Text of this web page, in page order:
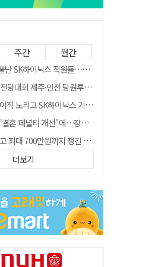
주간 월간
이닉스 직원들…3500명 모여 '새 노조' 만든다
주·인천 당원투표서 승리…누적 득표는 '초박빙'
리고 SK하이닉스 기밀 빼돌려…결국 실형
개선"에…장동혁 "그 페널티 만든 게 이 정권"
까지 챙긴 포항 A대학 '유령 선수' 등 19명 무더기 송치
목사…"현재 자유대한민국 여러 면에서 어려움"
커피앤솝 사업단…자개소품 만들기 문화체험 운영
흉기로 40대母 살해한 고교 자퇴생, 구속 기로에
뜨자…건설업계, 로봇·모듈러로 방향 튼다
더보기